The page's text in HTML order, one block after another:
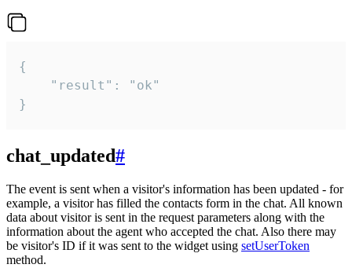
{
    "result": "ok"
}
chat_updated#
The event is sent when a visitor's information has been updated - for
example, a visitor has filled the contacts form in the chat. All known
data about visitor is sent in the request parameters along with the
information about the agent who accepted the chat. Also there may
be visitor's ID if it was sent to the widget using setUserToken
method.